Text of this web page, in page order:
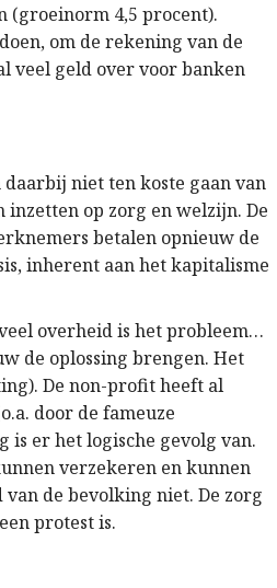
(groeinorm 4,5 procent).
om de rekening van de
veel geld over voor banken
niet ten koste gaan van
op zorg en welzijn. De
betalen opnieuw de
inherent aan het kapitalisme
overheid is het probleem…
de oplossing brengen. Het
De non-profit heeft al
door de fameuze
er het logische gevolg van.
verzekeren en kunnen
de bevolking niet. De zorg
protest is.